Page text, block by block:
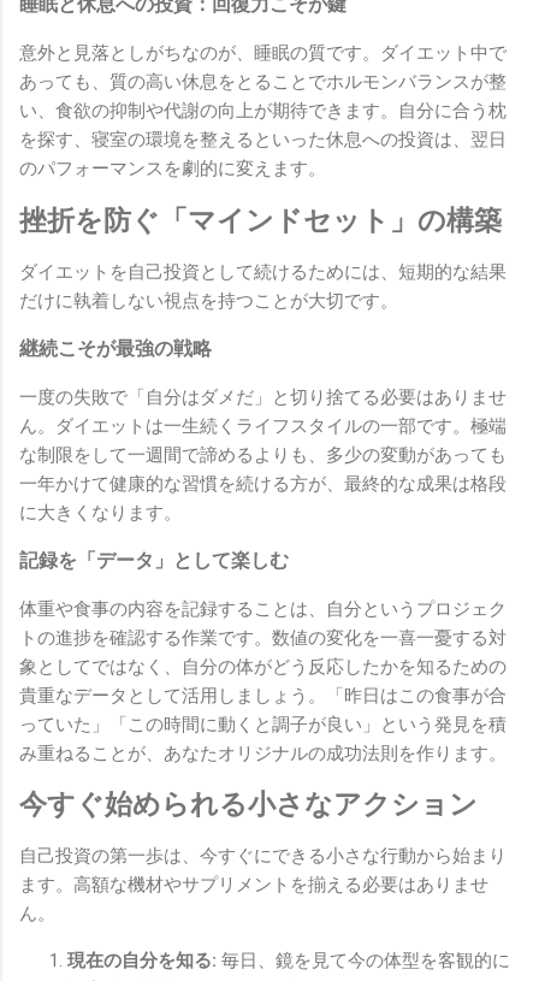
意外と見落としがちなのが、睡眠の質です。ダイエット中で
あっても、質の高い休息をとることでホルモンバランスが整
い、食欲の抑制や代謝の向上が期待できます。自分に合う枕
を探す、寝室の環境を整えるといった休息への投資は、翌日
のパフォーマンスを劇的に変えます。
挫折を防ぐ「マインドセット」の構築
ダイエットを自己投資として続けるためには、短期的な結果
だけに執着しない視点を持つことが大切です。
継続こそが最強の戦略
一度の失敗で「自分はダメだ」と切り捨てる必要はありませ
ん。ダイエットは一生続くライフスタイルの一部です。極端
な制限をして一週間で諦めるよりも、多少の変動があっても
一年かけて健康的な習慣を続ける方が、最終的な成果は格段
に大きくなります。
記録を「データ」として楽しむ
体重や食事の内容を記録することは、自分というプロジェク
トの進捗を確認する作業です。数値の変化を一喜一憂する対
象としてではなく、自分の体がどう反応したかを知るための
貴重なデータとして活用しましょう。「昨日はこの食事が合
っていた」「この時間に動くと調子が良い」という発見を積
み重ねることが、あなたオリジナルの成功法則を作ります。
今すぐ始められる小さなアクション
自己投資の第一歩は、今すぐにできる小さな行動から始まり
ます。高額な機材やサプリメントを揃える必要はありませ
ん。
現在の自分を知る: 毎日、鏡を見て今の体型を客観的に